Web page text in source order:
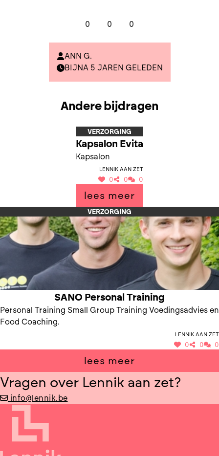
0 0 0
ANN G.
BIJNA 5 JAREN GELEDEN
Andere bijdragen
VERZORGING
Kapsalon Evita
Kapsalon
Lennik aan Zet
0 0 0
lees meer
VERZORGING
SANO Personal Training
Personal Training Small Group Training Voedingsadvies en
Food Coaching.
Lennik aan Zet
0 0 0
lees meer
Vragen over Lennik aan zet?
info@lennik.be